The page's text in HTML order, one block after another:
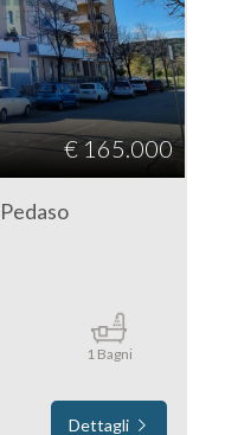
€ 165.000
1 Bagni
Dettagli